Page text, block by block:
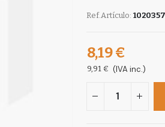
Ref.Artículo
8,19 €
9,91 € (IVA inc.)